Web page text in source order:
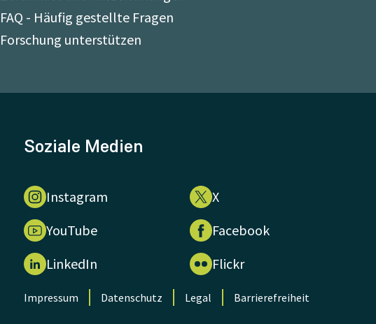
FAQ - Häufig gestellte Fragen
Forschung unterstützen
Soziale Medien
Instagram
X
YouTube
Facebook
LinkedIn
Flickr
Impressum Datenschutz Legal Barrierefreiheit